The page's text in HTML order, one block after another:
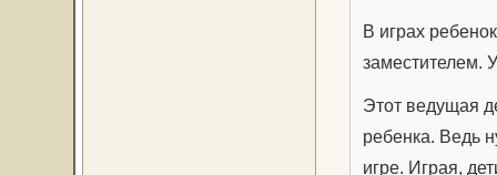
В играх
заместителем.
Этот ведущая
ребенка. Ведь
игре. Играя,